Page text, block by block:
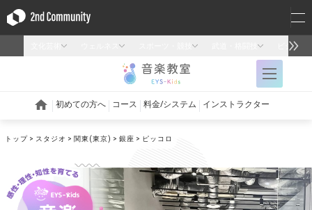
トップ スタジオ 関東(東京) 銀座 ピッコロ